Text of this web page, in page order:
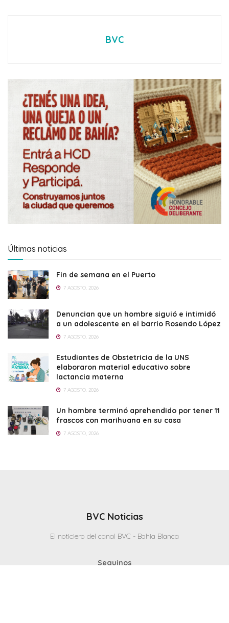
BVC
Últimas noticias
Fin de semana en el Puerto
7 AGOSTO, 2026
Denuncian que un hombre siguió e intimidó
a un adolescente en el barrio Rosendo López
7 AGOSTO, 2026
Estudiantes de Obstetricia de la UNS
elaboraron material educativo sobre
lactancia materna
7 AGOSTO, 2026
Un hombre terminó aprehendido por tener 11
frascos con marihuana en su casa
7 AGOSTO, 2026
BVC Noticias
El noticiero del canal BVC - Bahia Blanca
Seguinos